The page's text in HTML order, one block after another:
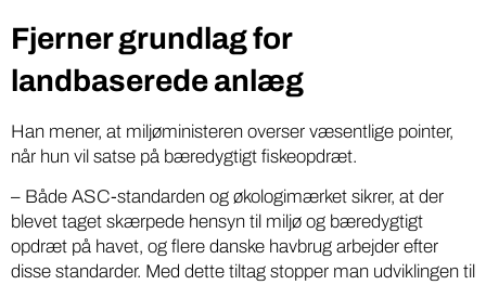
Fjerner grundlag for
landbaserede anlæg
Han mener, at miljøministeren overser væsentlige pointer,
når hun vil satse på bæredygtigt fiskeopdræt.
– Både ASC-standarden og økologimærket sikrer, at der
blevet taget skærpede hensyn til miljø og bæredygtigt
opdræt på havet, og flere danske havbrug arbejder efter
disse standarder. Med dette tiltag stopper man udviklingen til